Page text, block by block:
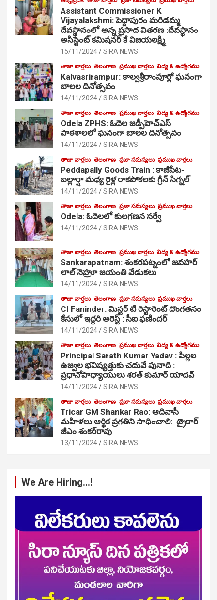
Assistant Commissioner K
Vijayalakshmi: పెద్దాపురం మరిడమ్మ
దేవస్థానంలో అన్న ప్రసాద వితరణ :దేవస్థానం
అసిస్టెంట్ కమిషనర్ కే విజయలక్ష్మి
15/11/2024 SIRA NEWS
తాజా వార్తలు తెలంగాణ ప్రముఖ వార్తలు విద్య & ఉద్యోగము
Kalvasrirampur: కాల్వశ్రీరాంపూర్లో ఘనంగా
బాలల దినోత్సవం
14/11/2024 SIRA NEWS
తాజా వార్తలు తెలంగాణ ప్రముఖ వార్తలు విద్య & ఉద్యోగము
Odela ZPHS: ఓదెల జ‌డ్పీహెచ్ఎస్
పాఠ‌శాల‌లో ఘనంగా బాలల దినోత్సవం
14/11/2024 SIRA NEWS
తాజా వార్తలు తెలంగాణ ప్రజా సమస్యలు ప్రముఖ వార్తలు
Peddapally Goods Train : కాజీపేట-
బల్లార్షా మధ్య రైళ్ల రాకపోకలకు గ్రీన్ సిగ్నల్
14/11/2024 SIRA NEWS
తాజా వార్తలు తెలంగాణ ప్రజా సమస్యలు ప్రముఖ వార్తలు
Odela: ఓదెలలో కులగణన సర్వే
14/11/2024 SIRA NEWS
తాజా వార్తలు తెలంగాణ ప్రముఖ వార్తలు విద్య & ఉద్యోగము
Sankarapatnam: శంకరపట్నంలో జవహర్
లాల్ నెహ్రూ జయంతి వేడుకలు
14/11/2024 SIRA NEWS
తాజా వార్తలు తెలంగాణ ప్రజా సమస్యలు ప్రముఖ వార్తలు
CI Faninder: మిస్టర్ టి రెస్టారెంట్ దొంగతనం
కేసులో ఇద్దరి అరెస్ట్ : సీఐ ఫణిందర్
14/11/2024 SIRA NEWS
తాజా వార్తలు తెలంగాణ ప్రముఖ వార్తలు విద్య & ఉద్యోగము
Principal Sarath Kumar Yadav : పిల్లల
ఉజ్వల భవిష్యత్తుకు చదువే పునాది :
ప్రధానోపాధ్యాయులు శరత్ కుమార్ యాదవ్
14/11/2024 SIRA NEWS
తాజా వార్తలు తెలంగాణ ప్రజా సమస్యలు ప్రముఖ వార్తలు
Tricar GM Shankar Rao: ఆదివాసీ
మహిళలు ఆర్థిక ప్రగతిని సాధించాలి: ట్రైకార్
జీఎం శంకర్‌రావు
13/11/2024 SIRA NEWS
We Are Hiring…!